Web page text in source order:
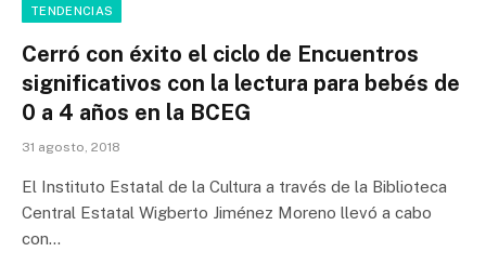
TENDENCIAS
Cerró con éxito el ciclo de Encuentros
significativos con la lectura para bebés de
0 a 4 años en la BCEG
31 agosto, 2018
El Instituto Estatal de la Cultura a través de la Biblioteca
Central Estatal Wigberto Jiménez Moreno llevó a cabo
con…